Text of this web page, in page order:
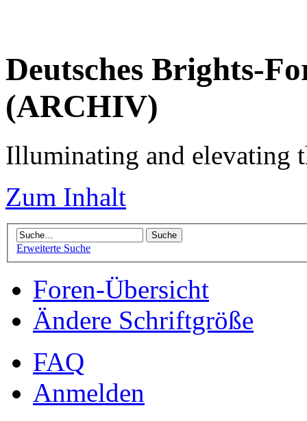
Deutsches Brights-
(ARCHIV)
Illuminating and elevating
Zum Inhalt
Erweiterte Suche
Foren-Übersicht
Ändere Schriftgröße
FAQ
Anmelden